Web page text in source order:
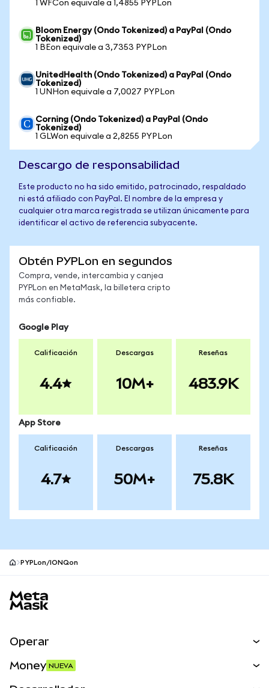
1 WFCon equivale a 1,4855 PYPLon
Bloom Energy (Ondo Tokenized) a PayPal (Ondo
Tokenized)
1 BEon equivale a 3,7353 PYPLon
UnitedHealth (Ondo Tokenized) a PayPal (Ondo
Tokenized)
1 UNHon equivale a 7,0027 PYPLon
Corning (Ondo Tokenized) a PayPal (Ondo
Tokenized)
1 GLWon equivale a 2,8255 PYPLon
Descargo de responsabilidad
Este producto no ha sido emitido, patrocinado, respaldado
ni está afiliado con PayPal. El nombre de la empresa y
cualquier otra marca registrada se utilizan únicamente para
identificar el activo de referencia subyacente.
Obtén PYPLon en segundos
Compra, vende, intercambia y canjea
PYPLon en MetaMask, la billetera cripto
más confiable.
Google Play
Calificación
4.4
Descargas
10M+
Reseñas
483.9K
App Store
Calificación
4.7
Descargas
50M+
Reseñas
75.8K
PYPLon/IONQon
Operar
Money NUEVA